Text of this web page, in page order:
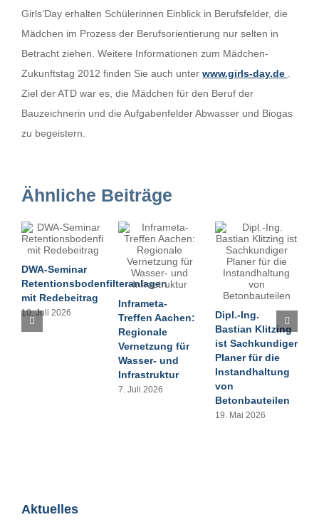
Girls’Day erhalten Schülerinnen Einblick in Berufsfelder, die
Mädchen im Prozess der Berufsorientierung nur selten in
Betracht ziehen. Weitere Informationen zum Mädchen-
Zukunftstag 2012 finden Sie auch unter www.girls-day.de
Ziel der ATD war es, die Mädchen für den Beruf der
Bauzeichnerin und die Aufgabenfelder Abwasser und Biogas
zu begeistern.
Ähnliche Beiträge
DWA-Seminar
Retentionsbodenfilteranlagen
mit Redebeitrag
10. Juli 2026
Inframeta-
Treffen Aachen:
Regionale
Vernetzung für
Wasser- und
Infrastruktur
7. Juli 2026
Dipl.-Ing.
Bastian Klitzing
ist Sachkundiger
Planer für die
Instandhaltung
von
Betonbauteilen
19. Mai 2026
Aktuelles